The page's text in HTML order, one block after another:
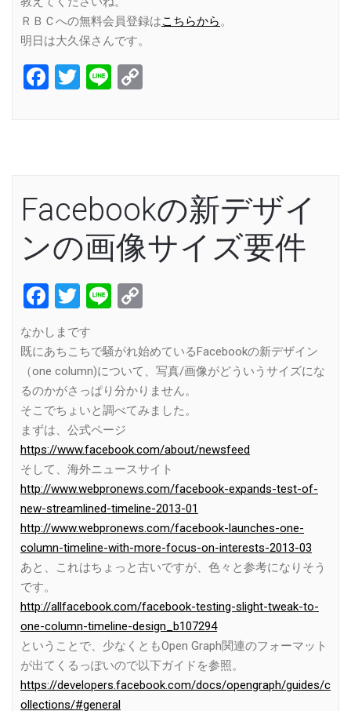
ＲＢＣへの無料会員登録はこちらから。
明日は大久保さんです。
Facebook
Twitter
Line
Facebookの新デザイ
ンの画像サイズ要件
Facebook
Twitter
Line
なかしまです
既にあちこちで騒がれ始めているFacebookの新デザイン
（one column)について、写真/画像がどういうサイズにな
るのかがさっぱり分かりません。
そこでちょいと調べてみました。
まずは、公式ページ
https://www.facebook.com/about/newsfeed
そして、海外ニュースサイト
http://www.webpronews.com/facebook-expands-test-of-
new-streamlined-timeline-2013-01
http://www.webpronews.com/facebook-launches-one-
column-timeline-with-more-focus-on-interests-2013-03
あと、これはちょっと古いですが、色々と参考になりそう
です。
http://allfacebook.com/facebook-testing-slight-tweak-to-
one-column-timeline-design_b107294
ということで、少なくともOpen Graph関連のフォーマット
が出てくるっぽいので以下ガイドを参照。
https://developers.facebook.com/docs/opengraph/guides/c
ollections/#general